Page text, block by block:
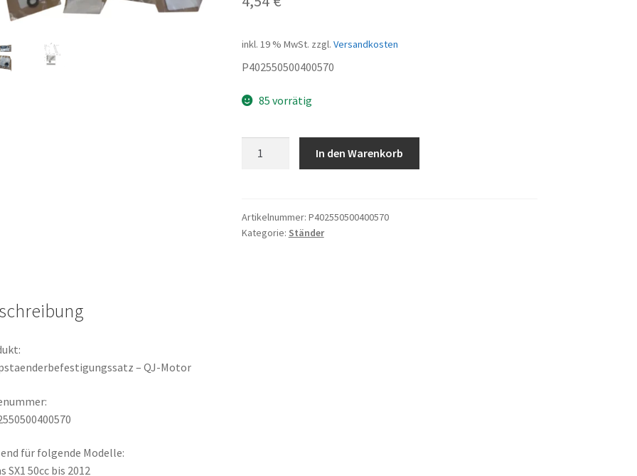
inkl. 19 % MwSt. zzgl. Versandkosten
P402550500400570
85 vorrätig
Menge
In den Warenkorb
Artikelnummer: P402550500400570
Kategorie: Ständer
– QJ-Motor
für folgende Modelle:
SX1 50cc bis 2012